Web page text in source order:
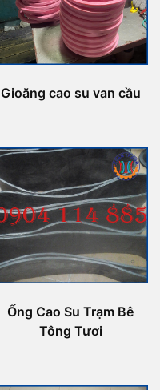
Gioăng cao su van cầu
Ống Cao Su Trạm Bê
Tông Tươi